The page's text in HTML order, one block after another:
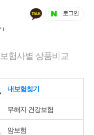
로그인
보험사별 상품비교
내보험찾기
무해지 건강보험
암보험